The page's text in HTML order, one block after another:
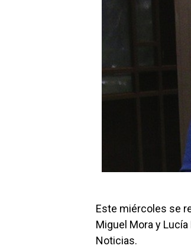
Este miércoles se
Miguel Mora y
Noticias.